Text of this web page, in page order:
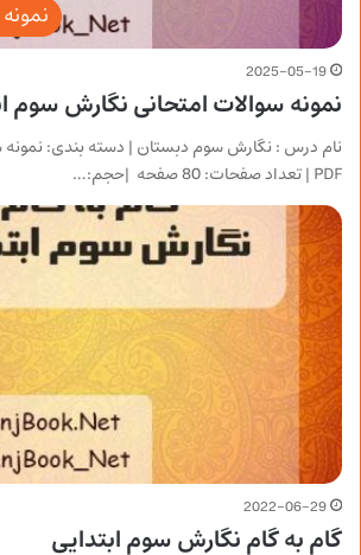
2025-05-19
نمونه سوالات امتحانی نگارش سوم
نام درس : نگارش سوم دبستان | دسته بندی: نمونه
PDF | تعداد صفحات: 80 صفحه |حجم:…
2022-06-29
گام به گام نگارش سوم ابتدایی